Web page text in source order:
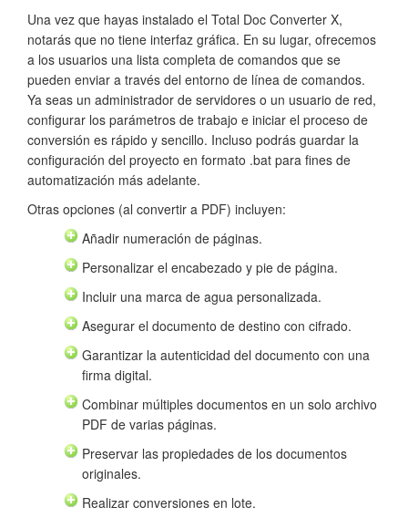
Una vez que hayas instalado el Total Doc Converter X,
notarás que no tiene interfaz gráfica. En su lugar, ofrecemos
a los usuarios una lista completa de comandos que se
pueden enviar a través del entorno de línea de comandos.
Ya seas un administrador de servidores o un usuario de red,
configurar los parámetros de trabajo e iniciar el proceso de
conversión es rápido y sencillo. Incluso podrás guardar la
configuración del proyecto en formato .bat para fines de
automatización más adelante.
Otras opciones (al convertir a PDF) incluyen:
Añadir numeración de páginas.
Personalizar el encabezado y pie de página.
Incluir una marca de agua personalizada.
Asegurar el documento de destino con cifrado.
Garantizar la autenticidad del documento con una
firma digital.
Combinar múltiples documentos en un solo archivo
PDF de varias páginas.
Preservar las propiedades de los documentos
originales.
Realizar conversiones en lote.